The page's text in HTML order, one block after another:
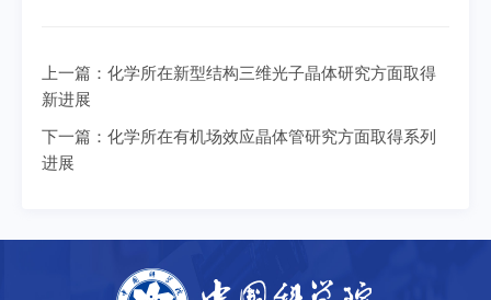
上一篇： 化学所在新型结构三维光子晶体研究方面取得
新进展
下一篇： 化学所在有机场效应晶体管研究方面取得系列
进展